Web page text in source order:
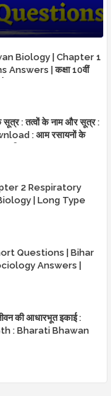
Biology | Chapter 1
| कक्षा 10वीं
सूत्र : तत्वों के नाम और सूत्र :
: आम रसायनों के
नाम — IAPUC नाम
2 Respiratory
| Long Type
Questions | Bihar
Answers |
and Answers
की आधारभूत इकाई :
9th : Bharati Bhawan
life : Very short